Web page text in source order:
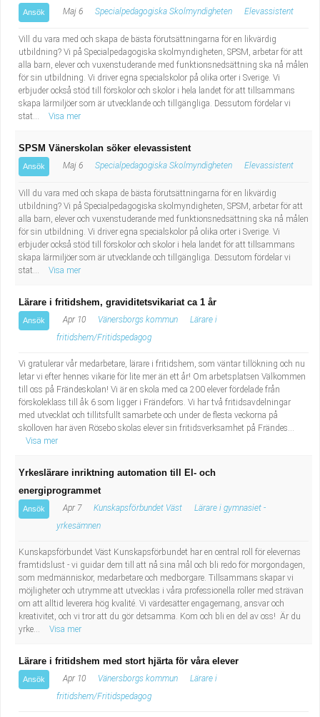
Kock, storhushåll
Undersköterska, vård- o specialavd. o mottagning
Bibliotekarie
Lärare i gymnasiet
Ansök Maj 6 Specialpedagogiska Skolmyndigheten Elevassistent
Vill du vara med och skapa de bästa förutsättningarna för en likvärdig
utbildning? Vi på Specialpedagogiska skolmyndigheten, SPSM, arbetar för att
alla barn, elever och vuxenstuderande med funktionsnedsättning ska nå målen
för sin utbildning. Vi driver egna specialskolor på olika orter i Sverige. Vi
erbjuder också stöd till förskolor och skolor i hela landet för att tillsammans
skapa lärmiljöer som är utvecklande och tillgängliga. Dessutom fördelar vi
stat...
Visa mer
SPSM Vänerskolan söker elevassistent
Ansök Maj 6 Specialpedagogiska Skolmyndigheten Elevassistent
Vill du vara med och skapa de bästa förutsättningarna för en likvärdig
utbildning? Vi på Specialpedagogiska skolmyndigheten, SPSM, arbetar för att
alla barn, elever och vuxenstuderande med funktionsnedsättning ska nå målen
för sin utbildning. Vi driver egna specialskolor på olika orter i Sverige. Vi
erbjuder också stöd till förskolor och skolor i hela landet för att tillsammans
skapa lärmiljöer som är utvecklande och tillgängliga. Dessutom fördelar vi
stat...
Visa mer
Lärare i fritidshem, graviditetsvikariat ca 1 år
Ansök Apr 10 Vänersborgs kommun
Lärare i
fritidshem/Fritidspedagog
Vi gratulerar vår medarbetare, lärare i fritidshem, som väntar tillökning och nu
letar vi efter hennes vikarie för lite mer än ett år! Om arbetsplatsen Välkommen
till oss på Frändeskolan! Vi är en skola med ca 200 elever fördelade från
förskoleklass till åk 6 som ligger i Frändefors. Vi har två fritidsavdelningar
med utvecklat och tillitsfullt samarbete och under de flesta veckorna på
skolloven har även Rösebo skolas elever sin fritidsverksamhet på Frändes...
Visa mer
Yrkeslärare inriktning automation till El- och
energiprogrammet
Ansök Apr 7 Kunskapsförbundet Väst
Lärare i gymnasiet -
yrkesämnen
Kunskapsförbundet Väst Kunskapsförbundet har en central roll för elevernas
framtidslust - vi guidar dem till att nå sina mål och bli redo för morgondagen,
som medmänniskor, medarbetare och medborgare. Tillsammans skapar vi
möjligheter och utrymme att utvecklas i våra professionella roller med strävan
om att alltid leverera hög kvalité. Vi värdesätter engagemang, ansvar och
kreativitet, och vi tror att du gör detsamma. Kom och bli en del av oss! Är du
yrke...
Visa mer
Lärare i fritidshem med stort hjärta för våra elever
Ansök Apr 10 Vänersborgs kommun
Lärare i
fritidshem/Fritidspedagog